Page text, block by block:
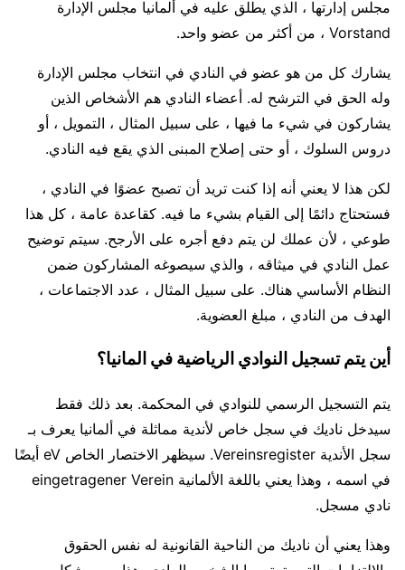
مجلس إدارتها ، الذي يطلق عليه في ألمانيا مجلس الإدارة
Vorstand ، من أكثر من عضو واحد.
يشارك كل من هو عضو في النادي في انتخاب مجلس الإدارة
وله الحق في الترشح له. أعضاء النادي هم الأشخاص الذين
يشاركون في شيء ما فيها ، على سبيل المثال ، التمويل ، أو
دروس السلوك ، أو حتى إصلاح المبنى الذي يقع فيه النادي.
لكن هذا لا يعني أنه إذا كنت تريد أن تصبح عضوًا في النادي ،
فستحتاج دائمًا إلى القيام بشيء ما فيه. كقاعدة عامة ، كل هذا
طوعي ، لأن عملك لن يتم دفع أجره على الأرجح. سيتم توضيح
عمل النادي في ميثاقه ، والذي سيصوغه المشاركون ضمن
النظام الأساسي هناك. على سبيل المثال ، عدد الاجتماعات ،
الهدف من النادي ، مبلغ العضوية.
أين يتم تسجيل النوادي الرياضية في المانيا؟
يتم التسجيل الرسمي للنوادي في المحكمة. بعد ذلك فقط
سيدخل ناديك في سجل خاص لأندية مماثلة في ألمانيا يعرف بـ
سجل الأندية Vereinsregister. سيظهر الاختصار الخاص eV أيضًا
في اسمه ، وهذا يعني باللغة الألمانية eingetragener Verein
نادي مسجل.
وهذا يعني أن ناديك من الناحية القانونية له نفس الحقوق